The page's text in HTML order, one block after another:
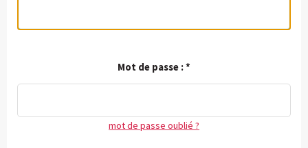
Mot de passe :*
mot de passe oublié ?